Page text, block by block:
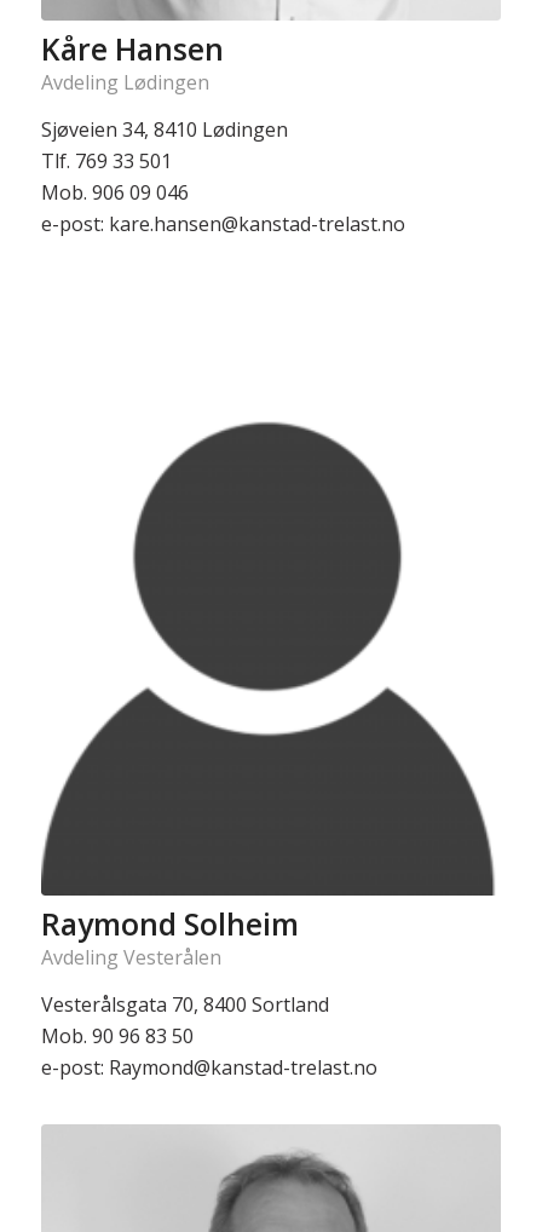
Kåre Hansen
Avdeling Lødingen
Sjøveien 34, 8410 Lødingen
Tlf. 769 33 501
Mob. 906 09 046
e-post: kare.hansen@kanstad-trelast.no
Raymond Solheim
Avdeling Vesterålen
Vesterålsgata 70, 8400 Sortland
Mob. 90 96 83 50
e-post: Raymond@kanstad-trelast.no